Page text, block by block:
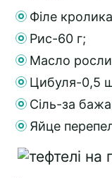
Філе
Рис-60 г;
Масло
Цибуля-0,5
Сіль-за
Яйце